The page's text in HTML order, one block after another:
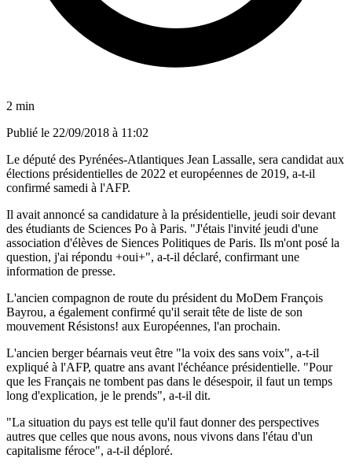
2 min
Publié le 22/09/2018 à 11:02
Le député des Pyrénées-Atlantiques Jean Lassalle, sera candidat aux
élections présidentielles de 2022 et européennes de 2019, a-t-il
confirmé samedi à l'AFP.
Il avait annoncé sa candidature à la présidentielle, jeudi soir devant
des étudiants de Sciences Po à Paris. "J'étais l'invité jeudi d'une
association d'élèves de Siences Politiques de Paris. Ils m'ont posé la
question, j'ai répondu +oui+", a-t-il déclaré, confirmant une
information de presse.
L'ancien compagnon de route du président du MoDem François
Bayrou, a également confirmé qu'il serait tête de liste de son
mouvement Résistons! aux Européennes, l'an prochain.
L'ancien berger béarnais veut être "la voix des sans voix", a-t-il
expliqué à l'AFP, quatre ans avant l'échéance présidentielle. "Pour
que les Français ne tombent pas dans le désespoir, il faut un temps
long d'explication, je le prends", a-t-il dit.
"La situation du pays est telle qu'il faut donner des perspectives
autres que celles que nous avons, nous vivons dans l'étau d'un
capitalisme féroce", a-t-il déploré.